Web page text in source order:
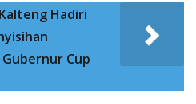
Hadiri
Cup